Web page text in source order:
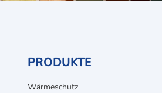
PRODUKTE
Wärmeschutz